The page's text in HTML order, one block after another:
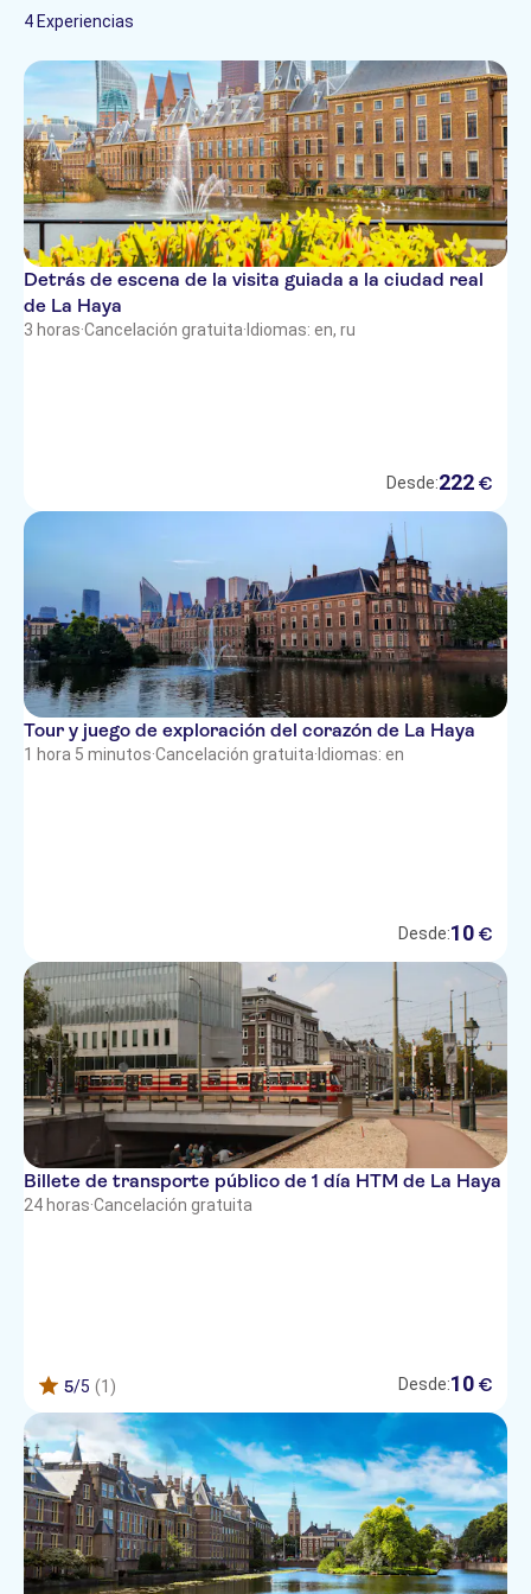
4 Experiencias
Detrás de escena de la visita guiada a la ciudad real
de La Haya
3 horas·Cancelación gratuita· Idiomas: en, ru
Desde:222 €
Tour y juego de exploración del corazón de La Haya
1 hora 5 minutos·Cancelación gratuita· Idiomas: en
Desde:10 €
Billete de transporte público de 1 día HTM de La Haya
24 horas·Cancelación gratuita
5/5 (1) Desde:10 €